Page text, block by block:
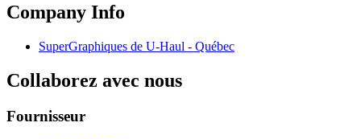
Company Info
SuperGraphiques de U-Haul - Québec
Collaborez avec nous
Fournisseur